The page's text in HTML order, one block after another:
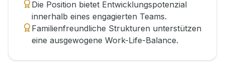
Die Position bietet Entwicklungspotenzial
innerhalb eines engagierten Teams.
Familienfreundliche Strukturen unterstützen
eine ausgewogene Work-Life-Balance.